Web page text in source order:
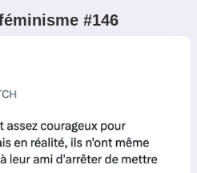
#146